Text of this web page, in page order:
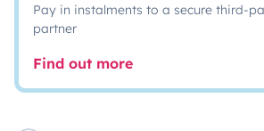
Pay in instalments to a secure third-
partner
Find out more